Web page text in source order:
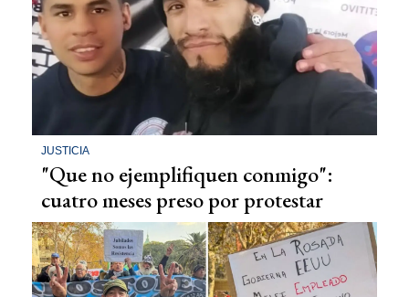
JUSTICIA
"Que no ejemplifiquen conmigo":
cuatro meses preso por protestar